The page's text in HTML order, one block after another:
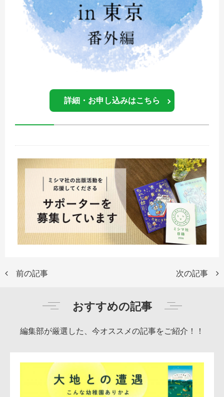
詳細・お申し込みはこちら
前の記事 次の記事
おすすめの記事
編集部が厳選した、今オススメの記事をご紹介！！